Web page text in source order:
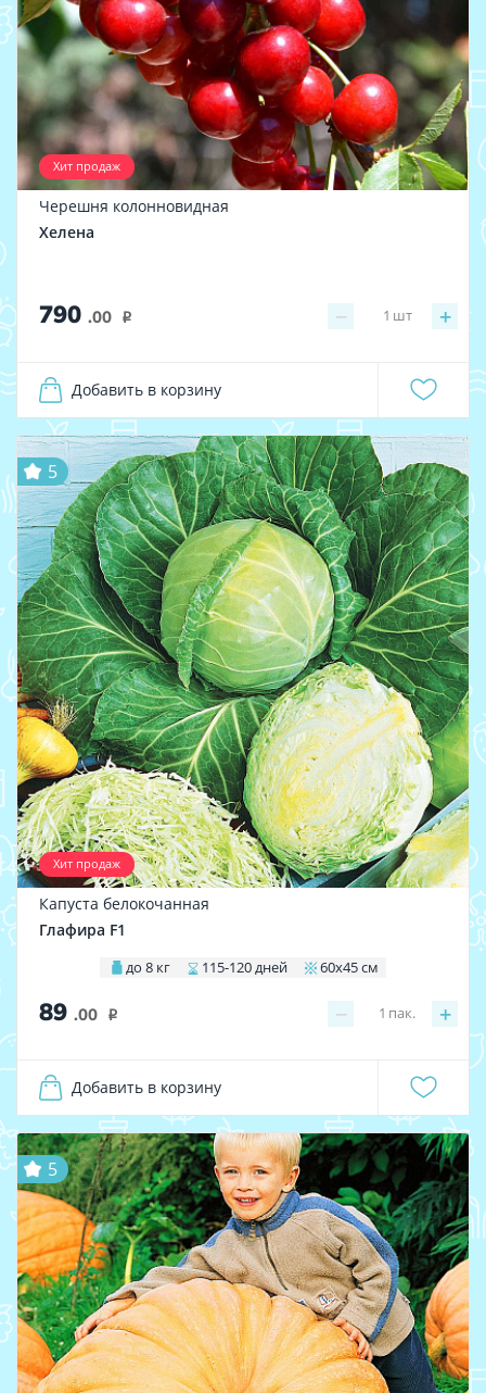
Хит продаж
Черешня колонновидная
Хелена
790 .00 i − +
1 шт
Добавить в корзину
Хит продаж
5
Капуста белокочанная
Глафира F1
до 8 кг 115-120 дней 60х45 см
89 .00 i − +
1 пак.
Добавить в корзину
5